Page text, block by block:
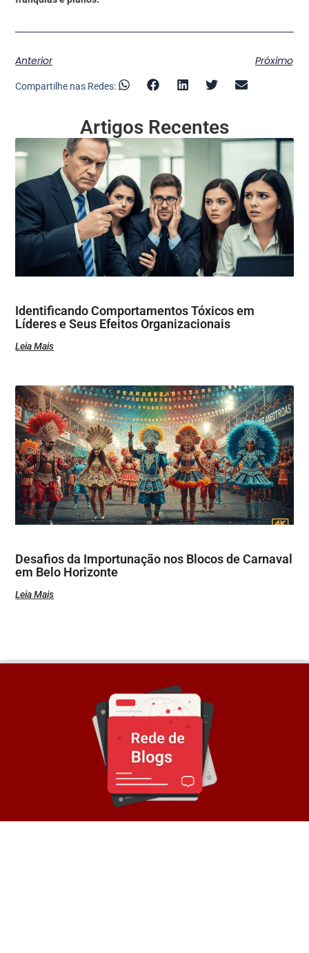
Anterior Próximo
Compartilhe nas Redes:
Artigos Recentes
Identificando Comportamentos Tóxicos em
Líderes e Seus Efeitos Organizacionais
Leia Mais
Desafios da Importunação nos Blocos de Carnaval
em Belo Horizonte
Leia Mais